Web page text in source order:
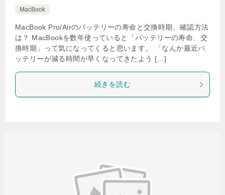
MacBook
MacBook Pro/Airのバッテリーの寿命と交換時期、確認方法
は？ MacBookを数年使っていると「バッテリーの寿命、交
換時期」って気になってくると思います。 「なんか最近バ
ッテリーが減る時間が早くなってきたよう […]
続きを読む